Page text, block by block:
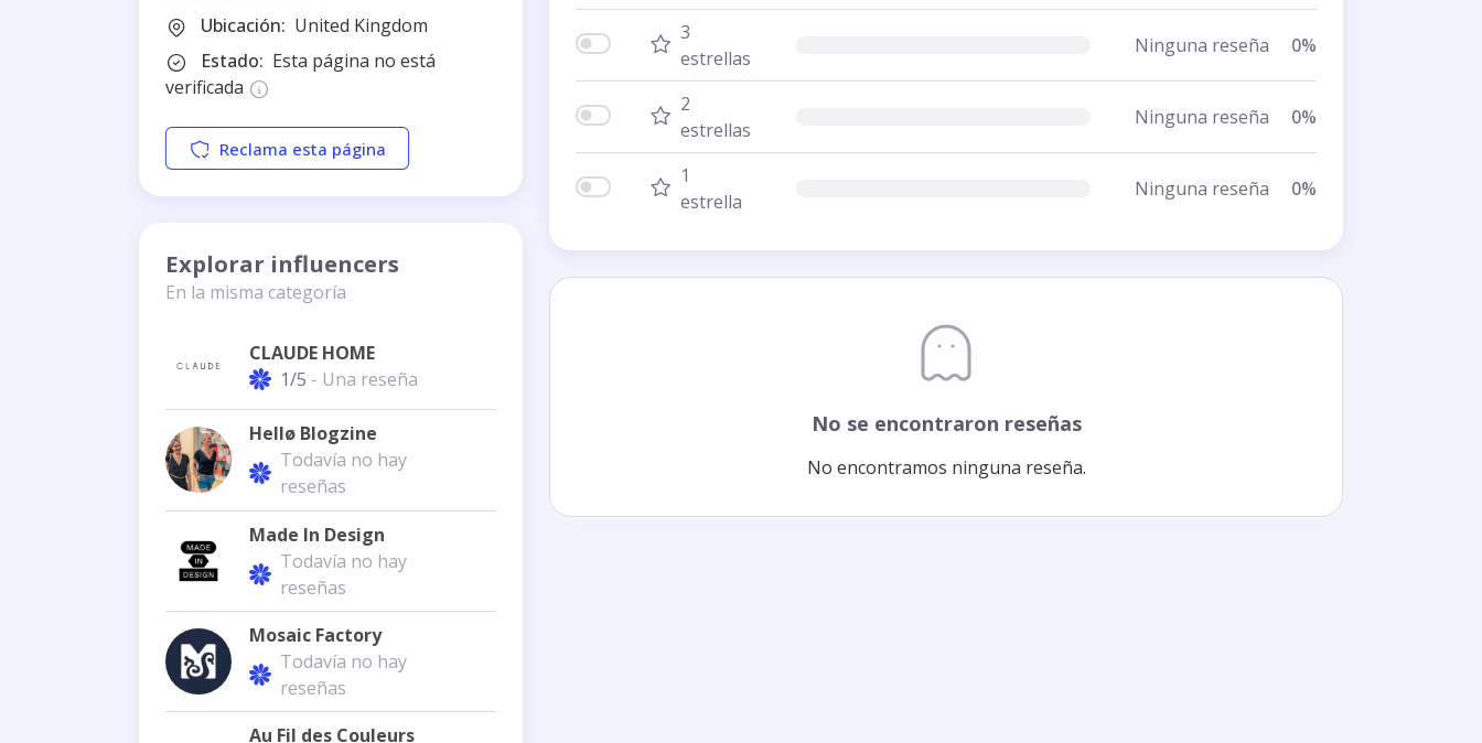
Ubicación: United Kingdom
Estado: Esta página no está
verificada
Reclama esta página
Explorar influencers
En la misma categoría
CLAUDE HOME
1/5 - Una reseña
Hellø Blogzine
Todavía no hay
reseñas
Made In Design
Todavía no hay
reseñas
Mosaic Factory
Todavía no hay
reseñas
Au Fil des Couleurs
3
estrellas
Ninguna reseña 0%
2
estrellas
Ninguna reseña 0%
1
estrella
Ninguna reseña 0%
No se encontraron reseñas
No encontramos ninguna reseña.